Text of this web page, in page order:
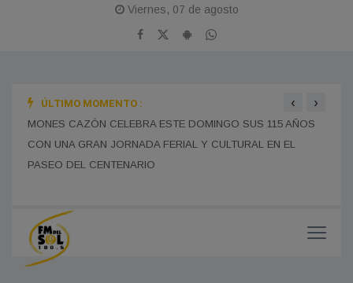
Viernes, 07 de agosto
ÚLTIMO MOMENTO :
MONES CAZÓN CELEBRA ESTE DOMINGO SUS 115 AÑOS
BOMBEROS DE FRANCISCO MADERO INTERVINIERON
TRAS EL VUELCO DE UN CAMIÓN EN LA RUTA 5: UN
CHOFER DE LA PAMPA FUE DERIVADO AL HOSPITAL
‹ ›